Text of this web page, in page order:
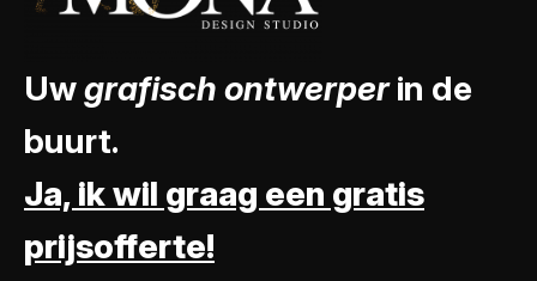
Uwgrafisch ontwerperin de
buurt.
Ja, ik wil graag een gratis
prijsofferte!